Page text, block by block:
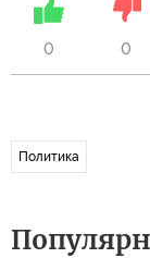
0 0
Политика